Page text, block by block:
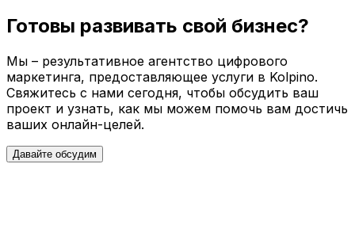
Готовы развивать свой бизнес?
Мы – результативное агентство цифрового
маркетинга, предоставляющее услуги в Kolpino.
Свяжитесь с нами сегодня, чтобы обсудить ваш
проект и узнать, как мы можем помочь вам достичь
ваших онлайн-целей.
Давайте обсудим